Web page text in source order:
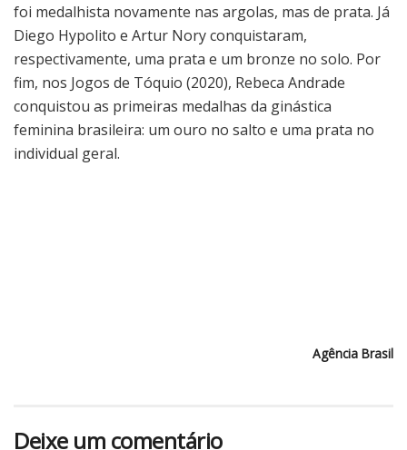
foi medalhista novamente nas argolas, mas de prata. Já
Diego Hypolito e Artur Nory conquistaram,
respectivamente, uma prata e um bronze no solo. Por
fim, nos Jogos de Tóquio (2020), Rebeca Andrade
conquistou as primeiras medalhas da ginástica
feminina brasileira: um ouro no salto e uma prata no
individual geral.
Agência Brasil
Deixe um comentário